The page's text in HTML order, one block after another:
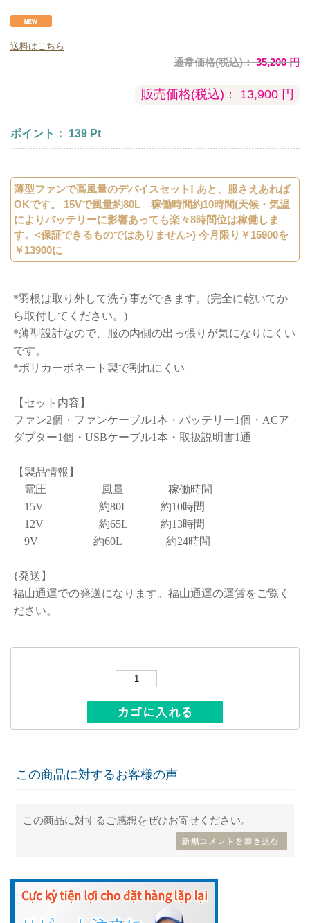
送料はこちら
通常価格(税込)： 35,200円
販売価格(税込)： 13,900円
ポイント： 139 Pt
薄型ファンで高風量のデバイスセット! あと、服さえあれば
OKです。 15Vで風量約80L 稼働時間約10時間(天候・気温
によりバッテリーに影響あっても楽々8時間位は稼働しま
す。<保証できるものではありません>) 今月限り￥15900を
￥13900に
*羽根は取り外して洗う事ができます。(完全に乾いてか
ら取付してください。)
*薄型設計なので、服の内側の出っ張りが気になりにくい
です。
*ポリカーボネート製で割れにくい
【セット内容】
ファン2個・ファンケーブル1本・バッテリー1個・ACア
ダプター1個・USBケーブル1本・取扱説明書1通
【製品情報】
電圧 風量 稼働時間
15V 約80L 約10時間
12V 約65L 約13時間
9V 約60L 約24時間
{発送】
福山通運での発送になります。福山通運の運賃をご覧く
ださい。
この商品に対するお客様の声
この商品に対するご感想をぜひお寄せください。